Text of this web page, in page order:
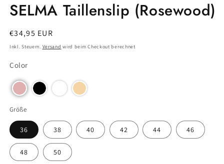
SELMA Taillenslip (Rosewood)
Normaler
Preis
€34,95 EUR
Inkl. Steuern. Versand wird beim Checkout berechnet
Color
Größe
36 38 40 42 44 46
48 50